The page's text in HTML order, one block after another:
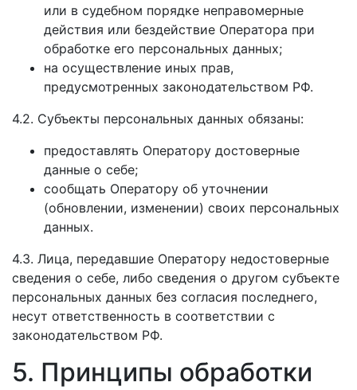
или в судебном порядке неправомерные
действия или бездействие Оператора при
обработке его персональных данных;
на осуществление иных прав,
предусмотренных законодательством РФ.
4.2. Субъекты персональных данных обязаны:
предоставлять Оператору достоверные
данные о себе;
сообщать Оператору об уточнении
(обновлении, изменении) своих персональных
данных.
4.3. Лица, передавшие Оператору недостоверные
сведения о себе, либо сведения о другом субъекте
персональных данных без согласия последнего,
несут ответственность в соответствии с
законодательством РФ.
5. Принципы обработки